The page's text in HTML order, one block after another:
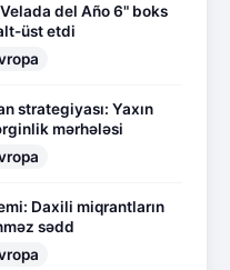
del Año 6" boks
üst etdi
strategiyası: Yaxın
mərhələsi
Daxili miqrantların
sədd